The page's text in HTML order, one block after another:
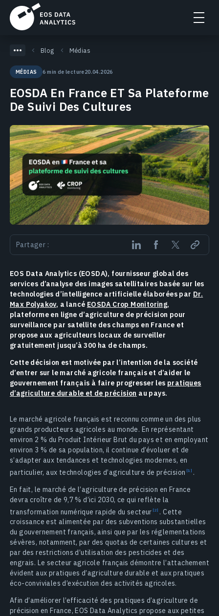
Blog Médias
MÉDIAS 6 min de lecture20.04.2026
EOSDA En France ET Sa Plateforme
De Suivi Des Cultures
Partager :
EOS Data Analytics (EOSDA), fournisseur global des
services d’analyse des images satellitaires basée sur les
technologies d’intelligence artificielle élaborées par Dr.
Max Polyakov, a lancé EOSDA Crop Monitoring,
plateforme en ligne d’agriculture de précision pour
surveillance par satellite des champs en France et
propose aux agriculteurs locaux de surveiller
gratuitement jusqu’à 300 ha de champs.
Cette décision est motivée par l’intention de la société
d’entrer sur le marché agricole français et d’aider le
gouvernement français à faire progresser les pratiques
d’agriculture durable et de précision au pays.
Le marché agricole français est reconnu comme un des plus
grands producteurs agricoles au monde. En représentant
environ 2 % du Produit Intérieur Brut du pays et en employant
environ 3 % de sa population, il continue d’évoluer et de
s’adapter aux tendances et technologies modernes, en
particulier, aux technologies d’agriculture de précision
.
En fait, le marché de l’agriculture de précision en France
devra croître de 9,7 % d’ici 2030, сe qui reflète la
transformation numérique rapide du secteur
. Cette
croissance est alimentée par des subventions substantielles
du gouvernement français, ainsi que par les réglementations
sévères, notamment, par des quotas de certaines cultures et
par des restrictions d’utilisation des pesticides et des
engrais. Le secteur agricole français démontre l’attachement
évident aux pratiques d’agriculture durable et aux pratiques
éco-conviviales d’exécution des activités agricoles.
Afin d’améliorer l’efficacité des pratiques d’agriculture de
précision en France, EOS Data Analytics propose aux petites